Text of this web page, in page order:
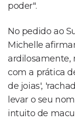
poder".
No pedido ao
Michelle
ardilosamente,
com a prática
de joias',
levar o seu
intuito de